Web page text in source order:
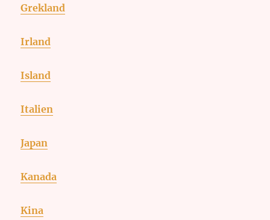
Grekland
Irland
Island
Italien
Japan
Kanada
Kina